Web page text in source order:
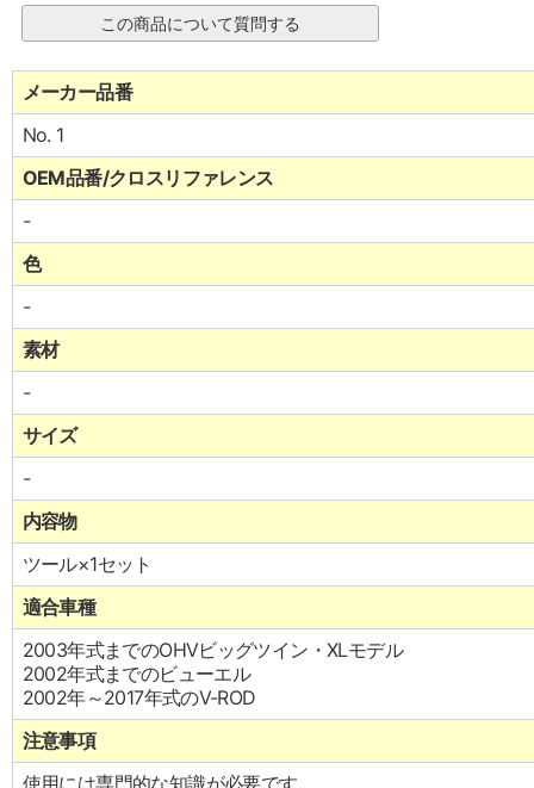
メーカー品番
No. 1
OEM品番/クロスリファレンス
-
色
-
素材
-
サイズ
-
内容物
ツール×1セット
適合車種
2003年式までのOHVビッグツイン・XLモデル
2002年式までのビューエル
2002年～2017年式のV-ROD
注意事項